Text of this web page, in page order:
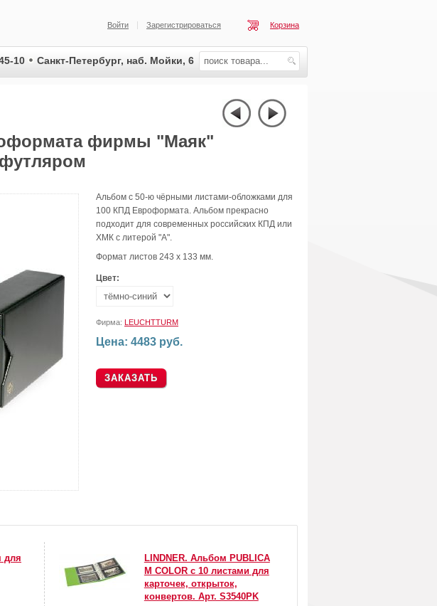
Корзина
Зарегистрироваться
Войти
10 Санкт-Петербург, наб. Мойки, 6
фирмы "Маяк"
Альбом с 50-ю чёрными листами-обложками для
100 КПД Евроформата. Альбом прекрасно
подходит для современных российских КПД или
ХМК с литерой "А".
Формат листов 243 х 133 мм.
Цвет:
Фирма: LEUCHTTURM
Цена: 4483 руб.
для
LINDNER. Альбом PUBLICA
M COLOR с 10 листами для
карточек, открыток,
конвертов. Арт. S3540PK